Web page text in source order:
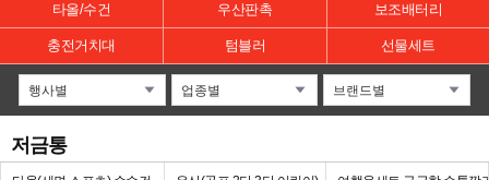
타올/수건 우산판촉 보조배터리
충전거치대 텀블러 선물세트
저금통